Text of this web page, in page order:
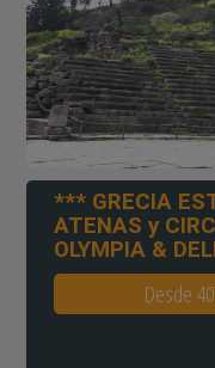
*** GRECIA
ATENAS y
OLYMPIA &
Desde